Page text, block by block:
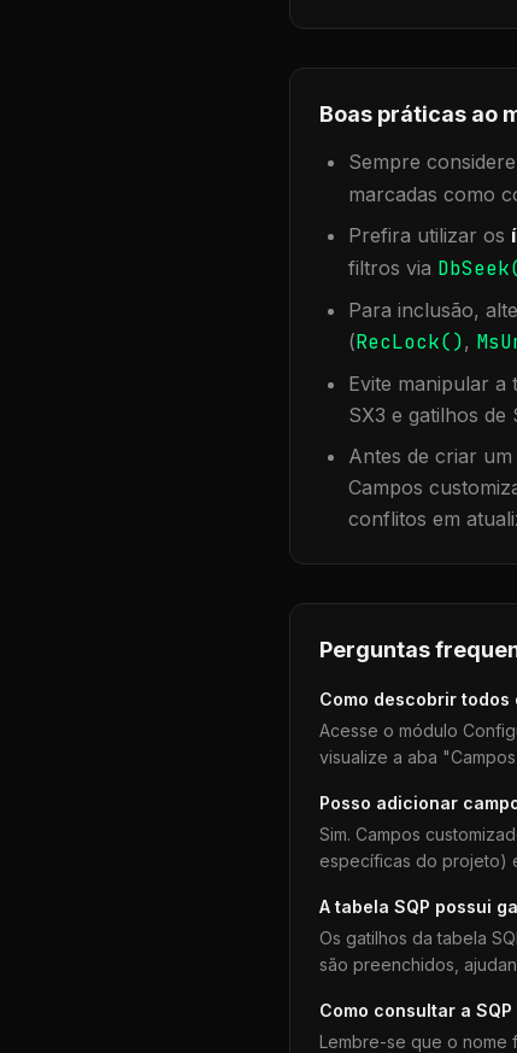
Boas práticas ao
Sempre
marcadas como
Prefira utilizar os
filtros via
Para inclusão,
(RecLock(),
Evite manipular a
SX3 e gatilhos
Antes de criar
Campos
conflitos em
Perguntas
Como descobrir todos
Acesse o módulo
visualize a aba
Posso adicionar
Sim. Campos
específicas do projeto)
A tabela SQP possui
Os gatilhos da tabela
são preenchidos,
Como consultar a SQP
Lembre-se que o nome